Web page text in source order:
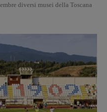
diversi musei della Toscana